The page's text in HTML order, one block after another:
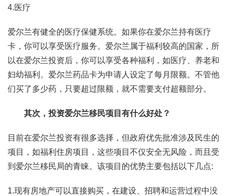
4.医疗
爱尔兰有健全的医疗保健系统。如果你在爱尔兰持有医疗
卡，你可以享受医疗服务。爱尔兰属于福利较高的国家，所
以在爱尔兰投资后，你可以享受各种福利，如医疗、养老和
妇幼福利。爱尔兰药品卡为申请人设定了每月限额。不管他
们买了多少药，只要超过限额，就不需要支付超额部分。
其次，投资爱尔兰移民项目有什么好处？
目前在爱尔兰投资有很多选择，但政府优先批准涉及民生的
项目，如福利住房项目，这些项目不仅安全无风险，而且受
到爱尔兰移民局的青睐。该项目的优势主要包括以下几点:
1.现有房地产可以直接购买，在建设、招聘和运营过程中没